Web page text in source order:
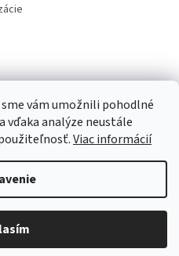
vám umožnili pohodlné
vďaka analýze neustále
Viac informácií
tepelné čerpadlá,
. Všetky práva vyhradené.